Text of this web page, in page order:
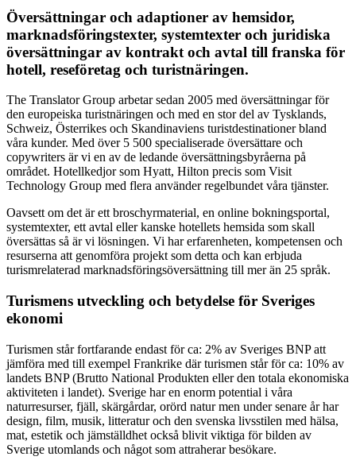
Översättningar och adaptioner av hemsidor,
marknadsföringstexter, systemtexter och juridiska
översättningar av kontrakt och avtal till franska för
hotell, reseföretag och turistnäringen.
The Translator Group arbetar sedan 2005 med översättningar för
den europeiska turistnäringen och med en stor del av Tysklands,
Schweiz, Österrikes och Skandinaviens turistdestinationer bland
våra kunder. Med över 5 500 specialiserade översättare och
copywriters är vi en av de ledande översättningsbyråerna på
området. Hotellkedjor som Hyatt, Hilton precis som Visit
Technology Group med flera använder regelbundet våra tjänster.
Oavsett om det är ett broschyrmaterial, en online bokningsportal,
systemtexter, ett avtal eller kanske hotellets hemsida som skall
översättas så är vi lösningen. Vi har erfarenheten, kompetensen och
resurserna att genomföra projekt som detta och kan erbjuda
turismrelaterad marknadsföringsöversättning till mer än 25 språk.
Turismens utveckling och betydelse för Sveriges
ekonomi
Turismen står fortfarande endast för ca: 2% av Sveriges BNP att
jämföra med till exempel Frankrike där turismen står för ca: 10% av
landets BNP (Brutto National Produkten eller den totala ekonomiska
aktiviteten i landet). Sverige har en enorm potential i våra
naturresurser, fjäll, skärgårdar, orörd natur men under senare år har
design, film, musik, litteratur och den svenska livsstilen med hälsa,
mat, estetik och jämställdhet också blivit viktiga för bilden av
Sverige utomlands och något som attraherar besökare.